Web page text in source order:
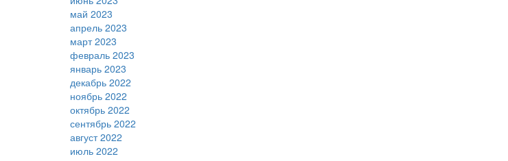
май 2023
апрель 2023
март 2023
февраль 2023
январь 2023
декабрь 2022
ноябрь 2022
октябрь 2022
сентябрь 2022
август 2022
июль 2022